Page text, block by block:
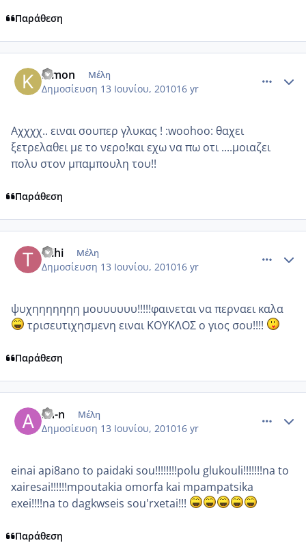
Παράθεση
Kimon Μέλη
Δημοσίευση 13 Ιουνίου, 201016 yr
Αχχχχ.. ειναι σουπερ γλυκας ! :woohoo: θαχει
ξετρελαθει με το νερο!και εχω να πω οτι ....μοιαζει
πολυ στον μπαμπουλη του!!
Παράθεση
tsihi Μέλη
Δημοσίευση 13 Ιουνίου, 201016 yr
ψυχηηηηηηη μουυυυυυ!!!!!φαινεται να περναει καλα
τρισευτιχησμενη ειναι ΚΟΥΚΛΟΣ ο γιος σου!!!!
Παράθεση
an-n Μέλη
Δημοσίευση 13 Ιουνίου, 201016 yr
einai api8ano to paidaki sou!!!!!!!!polu glukouli!!!!!!!na to
xairesai!!!!!!mpoutakia omorfa kai mpampatsika
exei!!!!na to dagkwseis sou'rxetai!!!
Παράθεση